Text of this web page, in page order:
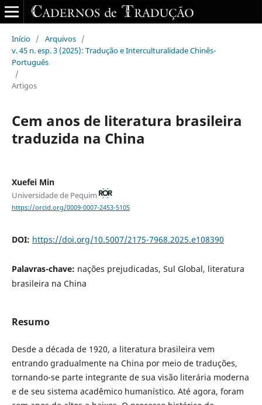
Início / Arquivos /
v. 45 n. esp. 3 (2025): Tradução e Interculturalidade Chinês-
Português
/
Artigos
Cem anos de literatura brasileira
traduzida na China
Xuefei Min
Universidade de Pequim
https://orcid.org/0009-0007-2453-5105
DOI: https://doi.org/10.5007/2175-7968.2025.e108390
Palavras-chave: nações prejudicadas, Sul Global, literatura
brasileira na China
Resumo
Desde a década de 1920, a literatura brasileira vem
entrando gradualmente na China por meio de traduções,
tornando-se parte integrante de sua visão literária moderna
e de seu sistema acadêmico humanístico. Até agora, foram